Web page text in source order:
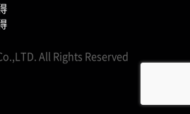
All Rights Reserved